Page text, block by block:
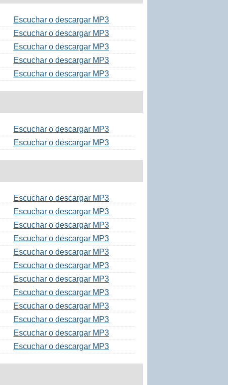
Escuchar o descargar MP3
Escuchar o descargar MP3
Escuchar o descargar MP3
Escuchar o descargar MP3
Escuchar o descargar MP3
Escuchar o descargar MP3
Escuchar o descargar MP3
Escuchar o descargar MP3
Escuchar o descargar MP3
Escuchar o descargar MP3
Escuchar o descargar MP3
Escuchar o descargar MP3
Escuchar o descargar MP3
Escuchar o descargar MP3
Escuchar o descargar MP3
Escuchar o descargar MP3
Escuchar o descargar MP3
Escuchar o descargar MP3
Escuchar o descargar MP3